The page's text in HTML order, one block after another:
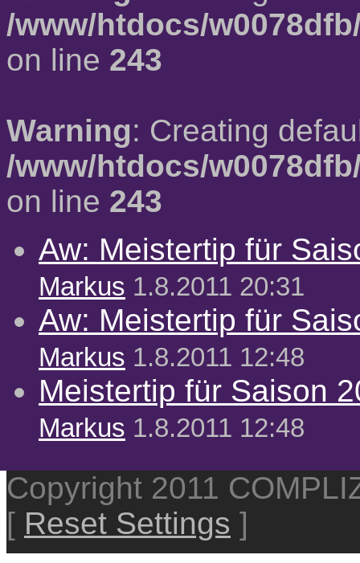
/www/htdocs/
on line 243
Warning: Creating
/www/htdocs/
on line 243
Aw: Meistertip für
Markus 1.8.2011 20:31
Aw: Meistertip für
Markus 1.8.2011 12:48
Meistertip für Saison
Markus 1.8.2011 12:48
Copyright 2011
[ Reset Settings ]